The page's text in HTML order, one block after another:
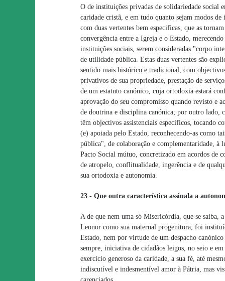
O de instituições privadas de solidariedade social
caridade cristã, e em tudo quanto sejam modos de
com duas vertentes bem especificas, que as
convergência entre a Igreja e o Estado,
instituições sociais, serem consideradas "corpo
de utilidade pública. Estas duas vertentes são
sentido mais histórico e tradicional, com
privativos de sua propriedade, prestação de
de um estatuto canónico, cuja ortodoxia estará
aprovação do seu compromisso quando revisto e
de doutrina e disciplina canónica; por outro lado,
têm objectivos assistenciais específicos, tocando
(e) apoiada pelo Estado, reconhecendo-as como
pública", de colaboração e complementaridade, à
Pacto Social mútuo, concretizado em acordos de
de atropelo, conflitualidade, ingerência e de
sua ortodoxia e autonomia.
23 - Que outra característica assinala a
A de que nem uma só Misericórdia, que se saiba,
Leonor como sua maternal progenitora, foi
Estado, nem por virtude de um despacho
sempre, iniciativa de cidadãos leigos, no seio e
exercício generoso da caridade, a sua fé, até
indiscutível e indesmentível amor à Pátria, mas